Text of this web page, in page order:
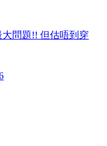
問題!! 但估唔到穿